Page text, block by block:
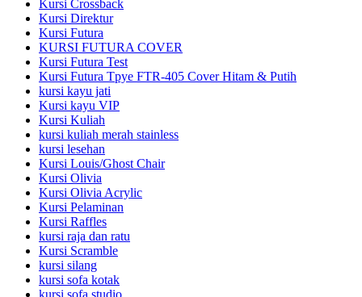
Kursi Crossback
Kursi Direktur
Kursi Futura
KURSI FUTURA COVER
Kursi Futura Test
Kursi Futura Tpye FTR-405 Cover Hitam & Putih
kursi kayu jati
Kursi kayu VIP
Kursi Kuliah
kursi kuliah merah stainless
kursi lesehan
Kursi Louis/Ghost Chair
Kursi Olivia
Kursi Olivia Acrylic
Kursi Pelaminan
Kursi Raffles
kursi raja dan ratu
Kursi Scramble
kursi silang
kursi sofa kotak